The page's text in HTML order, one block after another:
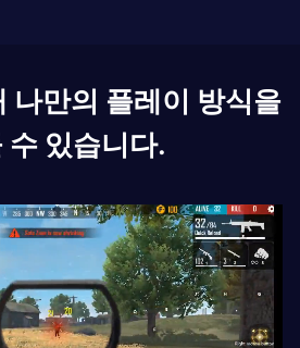
나만의 플레이 방식을
수 있습니다.